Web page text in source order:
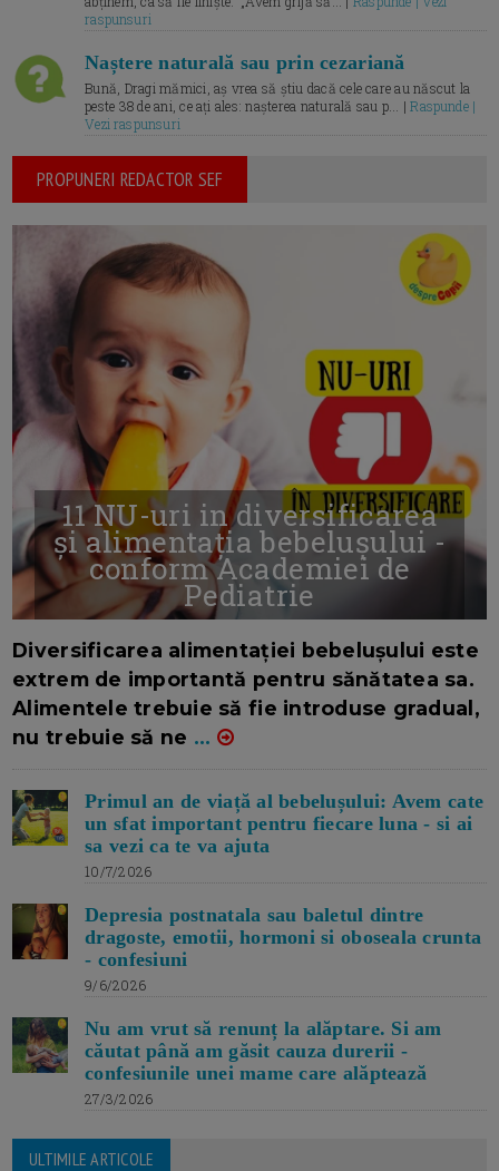
raspunsuri
Naștere naturală sau prin cezariană
Bună, Dragi mămici, aș vrea să știu dacă cele care au născut la
peste 38 de ani, ce ați ales: nașterea naturală sau p... |Raspunde |
Vezi raspunsuri
PROPUNERI REDACTOR SEF
11 NU-uri in diversificarea
și alimentația bebelușului -
conform Academiei de
Pediatrie
Diversificarea alimentației bebelușului este
extrem de importantă pentru sănătatea sa.
Alimentele trebuie să fie introduse gradual,
nu trebuie să ne ...
Primul an de viață al bebelușului: Avem cate
un sfat important pentru fiecare luna - si ai
sa vezi ca te va ajuta
10/7/2026
Depresia postnatala sau baletul dintre
dragoste, emotii, hormoni si oboseala crunta
- confesiuni
9/6/2026
Nu am vrut să renunț la alăptare. Si am
căutat până am găsit cauza durerii -
confesiunile unei mame care alăptează
27/3/2026
ULTIMILE ARTICOLE